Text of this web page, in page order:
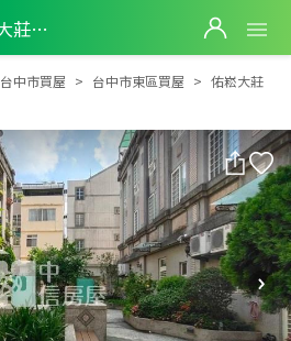
佑崧大莊園震後庭院美別墅
佑崧大莊園震後庭院美別墅
台中市買屋 台中市東區買屋
佑崧大莊